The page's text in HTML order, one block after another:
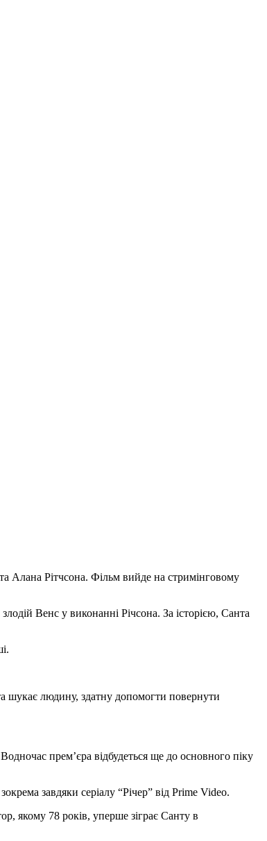
Алана Рітчсона. Фільм вийде на стримінговому
Венс у виконанні Річсона. За історією, Санта
шукає людину, здатну допомогти повернути
прем’єра відбудеться ще до основного піку
завдяки серіалу “Річер” від Prime Video.
якому 78 років, уперше зіграє Санту в